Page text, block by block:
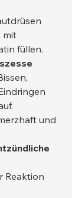
mit
füllen.
und
Reaktion